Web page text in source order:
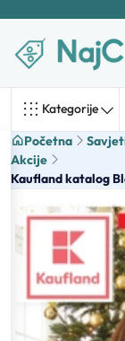
Kategorije
Početna
Akcije
Kaufland katalog